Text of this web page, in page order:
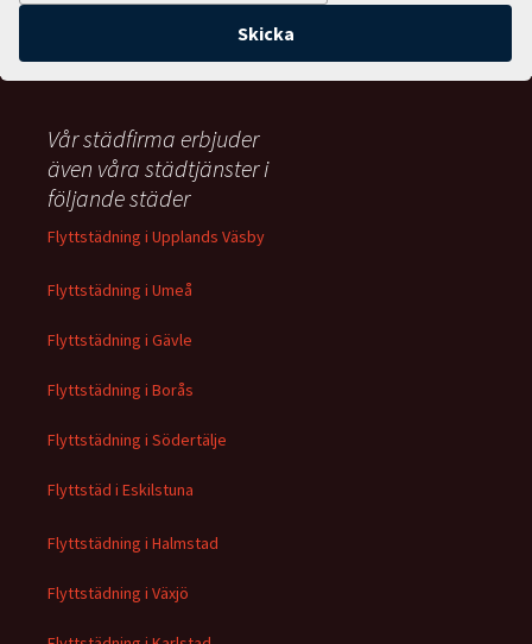
Vår städfirma erbjuder
även våra städtjänster i
följande städer
Flyttstädning i Upplands Väsby
Flyttstädning i Umeå
Flyttstädning i Gävle
Flyttstädning i Borås
Flyttstädning i Södertälje
Flyttstäd i Eskilstuna
Flyttstädning i Halmstad
Flyttstädning i Växjö